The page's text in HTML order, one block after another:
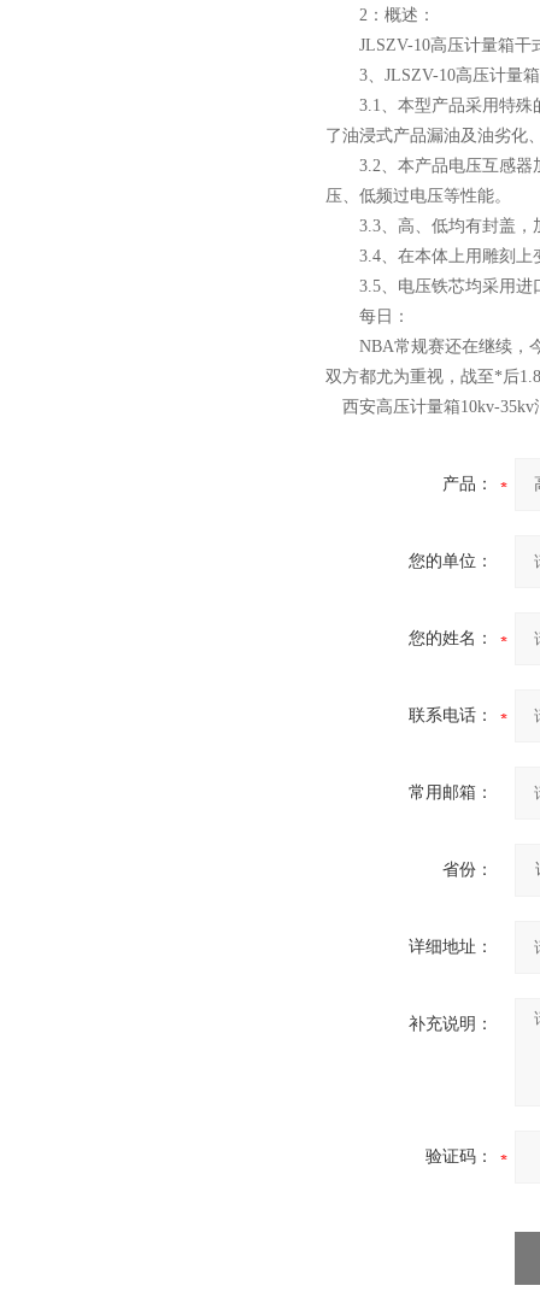
2：概述：
JLSZV-10高压计量箱干式
3、JLSZV-10高压计量箱
3.1、本型产品采用特殊
了油浸式产品漏油及油劣化
3.2、本产品电压互感器加
压、低频过电压等性能。
3.3、高、低均有封盖，
3.4、在本体上用雕刻上变
3.5、电压铁芯均采用进
每日：
NBA常规赛还在继续，今
双方都尤为重视，战至*后
西安高压计量箱10kv-35kv
产品：
您的单位：
您的姓名：
联系电话：
常用邮箱：
省份：
详细地址：
补充说明：
验证码：